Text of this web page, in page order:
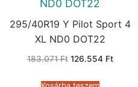
ND0 DOT22
295/40R19 Y Pilot Sport 4
XL ND0 DOT22
183.071Ft Original
183.071 Ft.
126.554 FtCurrent